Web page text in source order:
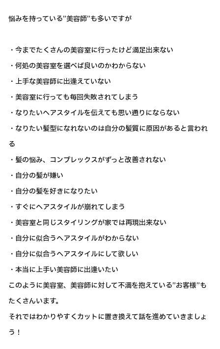
悩みを持っている”美容師”も多いですが
・今までたくさんの美容室に行ったけど満足出来ない
・何処の美容室を選べば良いのかわからない
・上手な美容師に出逢えていない
・美容室に行っても毎回失敗されてしまう
・なりたいヘアスタイルを伝えても思い通りにならない
・なりたい髪型になれないのは自分の髪質に原因があると言われ
る
・髪の悩み、コンプレックスがずっと改善されない
・自分の髪が嫌い
・自分の髪を好きになりたい
・すぐにヘアスタイルが崩れてしまう
・美容室と同じスタイリングが家では再現出来ない
・自分に似合うヘアスタイルがわからない
・自分に似合うヘアスタイルにして欲しい
・本当に上手い美容師に出逢いたい
このように美容室、美容師に対して不満を抱えている”お客様”も
たくさんいます。
それではわかりやすくカットに置き換えて話を進めていきましょ
う！